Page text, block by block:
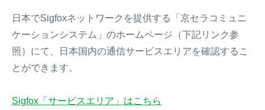
日本でSigfoxネットワークを提供する「京セラコミュニ
ケーションシステム」のホームページ（下記リンク参
照）にて、日本国内の通信サービスエリアを確認するこ
とができます。
Sigfox「サービスエリア」はこちら